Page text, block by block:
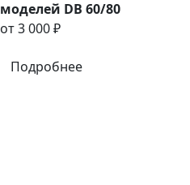
моделей DB 60/80
от 3 000 ₽
Подробнее